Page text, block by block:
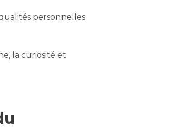
personnelles
la curiosité et